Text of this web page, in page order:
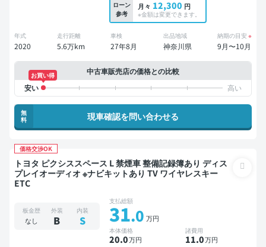
ローン
参考
月々 12,300 円
※金額は変更できます。
年式
2020
走行距離
5.6万km
車検
27年8月
出品地域
神奈川県
納期の目安 ※
9月〜10月
中古車販売店の価格との比較
お買い得
無
料
現車確認を問い合わせる
価格交渉OK
トヨタ ピクシススペース L 禁煙車 整備記録簿あり ディス
プレイオーディオ ※ナビキットあり TV ワイヤレスキー
ETC
板金歴
なし
外装
B
内装
S
支払総額
31.0 万円
本体価格
20.0万円
諸費用
11.0万円